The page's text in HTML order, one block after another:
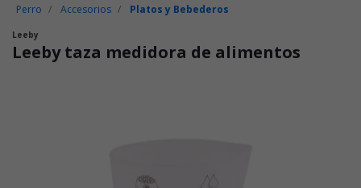
Perro Accesorios Platos y Bebederos
Leeby
Leeby taza medidora de alimentos